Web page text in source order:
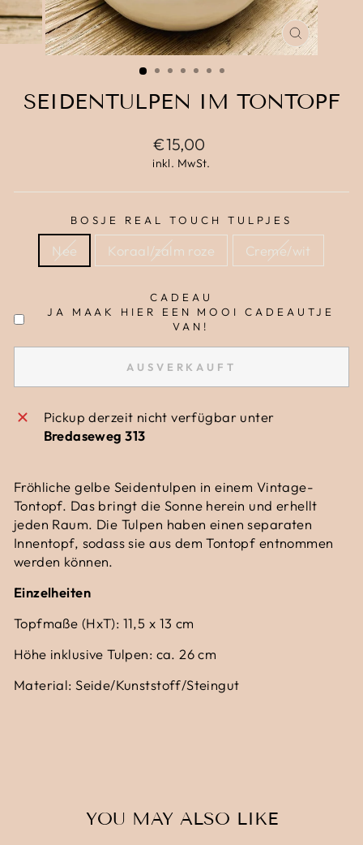
ESC)
SEIDENTULPEN IM TONTOPF
Normaler
Preis
€15,00
inkl. MwSt.
BOSJE REAL TOUCH TULPJES
Nee Koraal/zalm roze Creme/wit
CADEAU
JA MAAK HIER EEN MOOI CADEAUTJE
VAN!
AUSVERKAUFT
Pickup derzeit nicht verfügbar unter
Bredaseweg 313
Fröhliche gelbe Seidentulpen in einem Vintage-
Tontopf. Das bringt die Sonne herein und erhellt
jeden Raum. Die Tulpen haben einen separaten
Innentopf, sodass sie aus dem Tontopf entnommen
werden können.
Einzelheiten
Topfmaße (HxT): 11,5 x 13 cm
Höhe inklusive Tulpen: ca. 26 cm
Material: Seide/Kunststoff/Steingut
YOU MAY ALSO LIKE